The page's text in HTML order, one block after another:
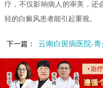
疗，不仅影响病人的审美，还
轻的白癜风患者能引起重视。
下一篇： 云南白斑病医院-